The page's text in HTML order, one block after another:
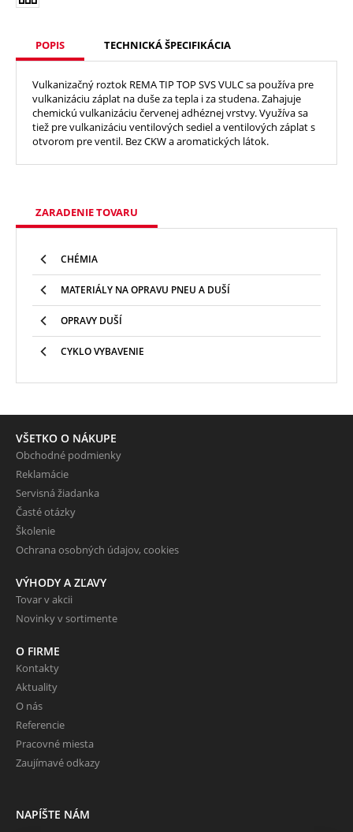
POPIS TECHNICKÁ ŠPECIFIKÁCIA
Vulkanizačný roztok REMA TIP TOP SVS VULC sa používa pre
vulkanizáciu záplat na duše za tepla i za studena. Zahajuje
chemickú vulkanizáciu červenej adhéznej vrstvy. Využíva sa
tiež pre vulkanizáciu ventilových sediel a ventilových záplat s
otvorom pre ventil. Bez CKW a aromatických látok.
ZARADENIE TOVARU
CHÉMIA
MATERIÁLY NA OPRAVU PNEU A DUŠÍ
OPRAVY DUŠÍ
CYKLO VYBAVENIE
VŠETKO O NÁKUPE
Obchodné podmienky
Reklamácie
Servisná žiadanka
Časté otázky
Školenie
Ochrana osobných údajov, cookies
VÝHODY A ZĽAVY
Tovar v akcii
Novinky v sortimente
O FIRME
Kontakty
Aktuality
O nás
Referencie
Pracovné miesta
Zaujímavé odkazy
NAPÍŠTE NÁM